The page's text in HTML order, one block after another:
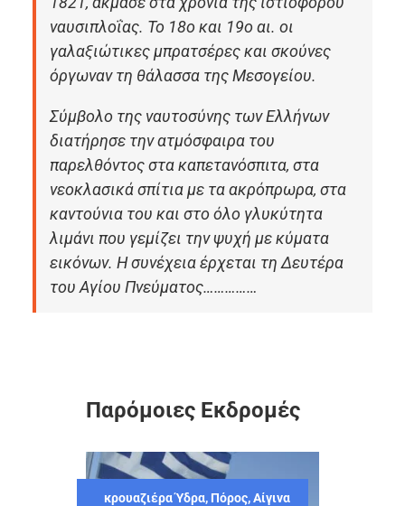
ναυσιπλοΐας. Το 18ο και 19ο αι. οι
γαλαξιώτικες μπρατσέρες και σκούνες
όργωναν τη θάλασσα της Μεσογείου.
Σύμβολο της ναυτοσύνης των Ελλήνων
διατήρησε την ατμόσφαιρα του
παρελθόντος στα καπετανόσπιτα, στα
νεοκλασικά σπίτια με τα ακρόπρωρα, στα
καντούνια του και στο όλο γλυκύτητα
λιμάνι που γεμίζει την ψυχή με κύματα
εικόνων. Η συνέχεια έρχεται τη Δευτέρα
του Αγίου Πνεύματος……………
Παρόμοιες Εκδρομές
κρουαζιέρα Ύδρα, Πόρος, Αίγινα